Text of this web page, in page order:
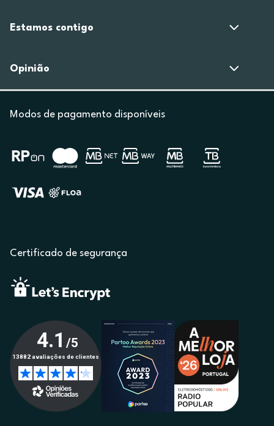
Estamos contigo
Opinião
Modos de pagamento disponíveis
Certificado de segurança